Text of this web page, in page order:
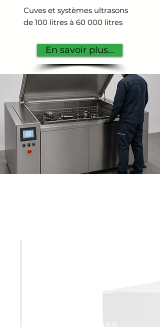
Cuves et systèmes ultrasons
de 100 litres à 60 000 litres
En savoir plus...
une expérience
problématiques